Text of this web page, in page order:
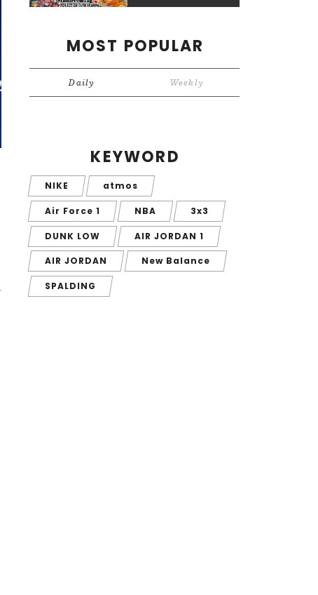
MOST POPULAR
Daily Weekly
KEYWORD
NIKE atmos
Air Force 1 NBA 3x3
DUNK LOW AIR JORDAN 1
AIR JORDAN New Balance
SPALDING